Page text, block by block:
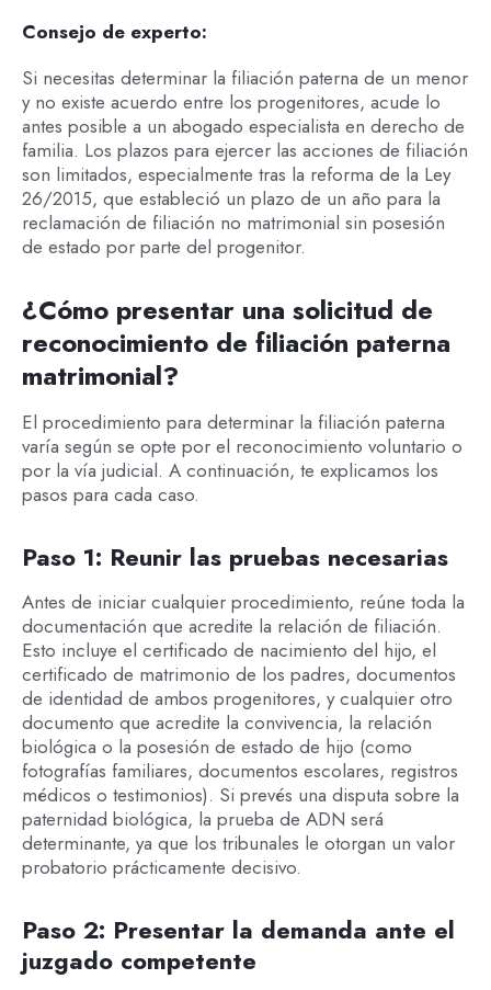
Consejo de experto:
Si necesitas determinar la filiación paterna de un menor
y no existe acuerdo entre los progenitores, acude lo
antes posible a un abogado especialista en derecho de
familia. Los plazos para ejercer las acciones de filiación
son limitados, especialmente tras la reforma de la Ley
26/2015, que estableció un plazo de un año para la
reclamación de filiación no matrimonial sin posesión
de estado por parte del progenitor.
¿Cómo presentar una solicitud de
reconocimiento de filiación paterna
matrimonial?
El procedimiento para determinar la filiación paterna
varía según se opte por el reconocimiento voluntario o
por la vía judicial. A continuación, te explicamos los
pasos para cada caso.
Paso 1: Reunir las pruebas necesarias
Antes de iniciar cualquier procedimiento, reúne toda la
documentación que acredite la relación de filiación.
Esto incluye el certificado de nacimiento del hijo, el
certificado de matrimonio de los padres, documentos
de identidad de ambos progenitores, y cualquier otro
documento que acredite la convivencia, la relación
biológica o la posesión de estado de hijo (como
fotografías familiares, documentos escolares, registros
médicos o testimonios). Si prevés una disputa sobre la
paternidad biológica, la prueba de ADN será
determinante, ya que los tribunales le otorgan un valor
probatorio prácticamente decisivo.
Paso 2: Presentar la demanda ante el
juzgado competente